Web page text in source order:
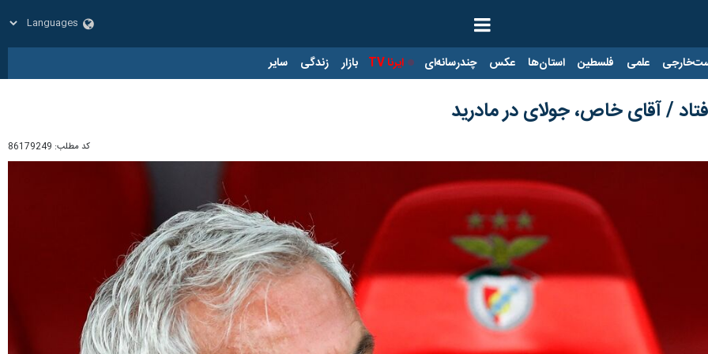
علمی فلسطین استان‌ها عکس چندرسانه‌ای ایرنا TV بازار زندگی سایر
/ آقای خاص، جولای در مادرید
کد مطلب: 86179249